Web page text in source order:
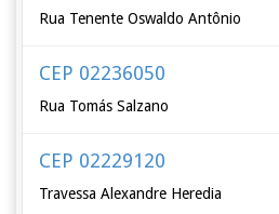
Rua Tenente Oswaldo Antônio
CEP 02236050
Rua Tomás Salzano
CEP 02229120
Travessa Alexandre Heredia